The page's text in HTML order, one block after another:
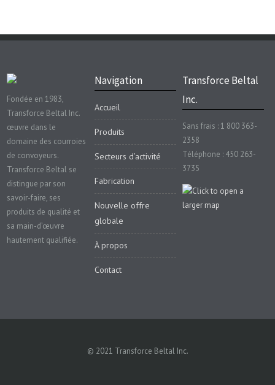
Fondée en 1983,
Transforce Beltal Inc.
œuvre dans le
domaine des courroies
de convoyeurs.
Transforce Beltal se
distingue par son
savoir-faire, ses
produits de qualité et
sa main-d’œuvre
hautement qualifiée.
Navigation
Accueil
Produits
Secteurs d’activité
Fabrication
Nouvelle offre
globale
À propos
Contact
Transforce Beltal
Inc.
Sans frais : 1 800 363-
2358
Téléphone : 450 263-
3735
© 2021 Transforce Beltal Inc.